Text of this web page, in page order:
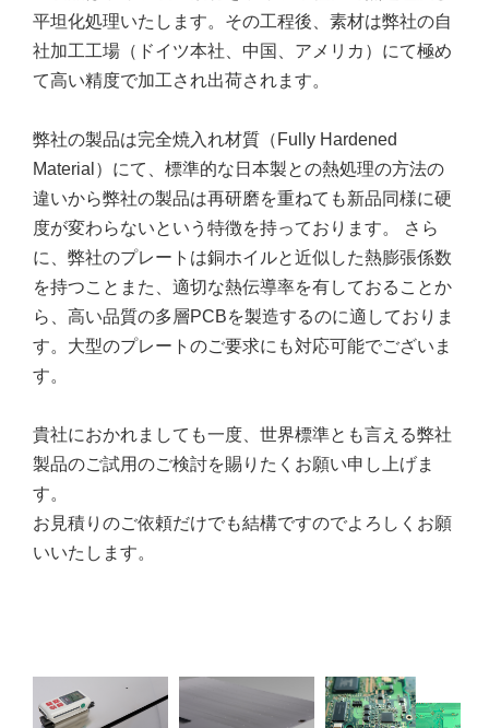
平坦化処理いたします。その工程後、素材は弊社の自
社加工工場（ドイツ本社、中国、アメリカ）にて極め
て高い精度で加工され出荷されます。
弊社の製品は完全焼入れ材質（Fully Hardened
Material）にて、標準的な日本製との熱処理の方法の
違いから弊社の製品は再研磨を重ねても新品同様に硬
度が変わらないという特徴を持っております。 さら
に、弊社のプレートは銅ホイルと近似した熱膨張係数
を持つことまた、適切な熱伝導率を有しておることか
ら、高い品質の多層PCBを製造するのに適しておりま
す。大型のプレートのご要求にも対応可能でございま
す。
貴社におかれましても一度、世界標準とも言える弊社
製品のご試用のご検討を賜りたくお願い申し上げま
す。
お見積りのご依頼だけでも結構ですのでよろしくお願
いいたします。